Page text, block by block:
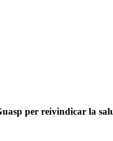
per reivindicar la